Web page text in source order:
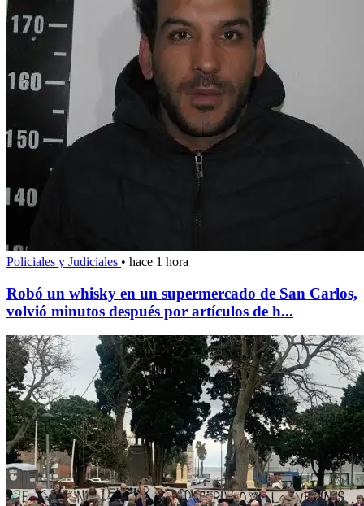
Policiales y Judiciales • hace 1 hora
Robó un whisky en un supermercado de San Carlos,
volvió minutos después por artículos de h...